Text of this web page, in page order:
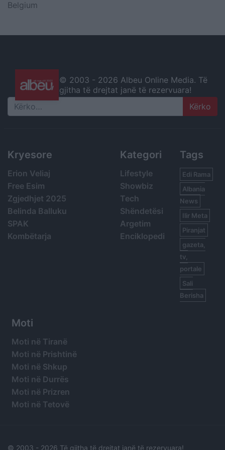
Belgium
© 2003 - 2026 Albeu Online Media. Të
gjitha të drejtat janë të rezervuara!
Search
Kryesore
Erion Veliaj
Free Esim
Zgjedhjet 2025
Belinda Balluku
SPAK
Kombëtarja
Kategori
Lifestyle
Showbiz
Tech
Shëndetësi
Argetim
Enciklopedi
Tags
Edi Rama
Albania
News
Ilir Meta
Piranjat
gazeta,
tv,
portale
Sali
Berisha
Moti
Moti në Tiranë
Moti në Prishtinë
Moti në Shkup
Moti në Durrës
Moti në Prizren
Moti në Tetovë
© 2003 - 2026 Të gjitha të drejtat janë të rezervuara!